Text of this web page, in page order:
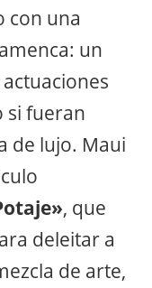
con una
un
si fueran
de lujo. Maui
, que
deleitar a
de arte,